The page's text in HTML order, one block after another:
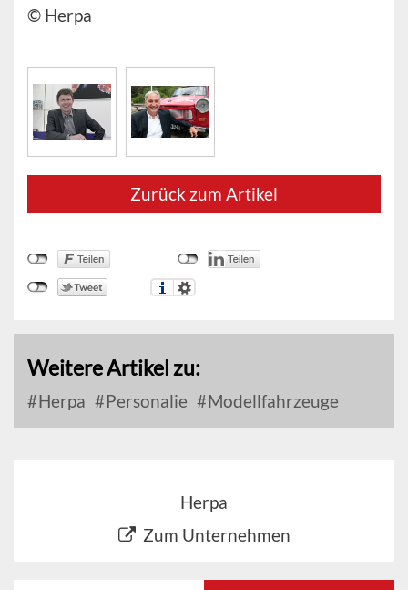
© Herpa
Zurück zum Artikel
Weitere Artikel zu:
Herpa Personalie Modellfahrzeuge
Herpa
Zum Unternehmen